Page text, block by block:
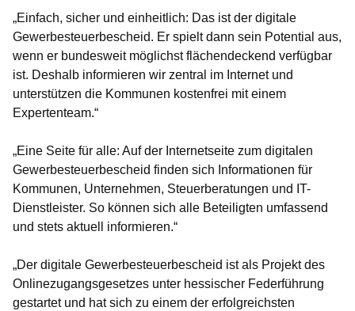
„Einfach, sicher und einheitlich: Das ist der digitale
Gewerbesteuerbescheid. Er spielt dann sein Potential aus,
wenn er bundesweit möglichst flächendeckend verfügbar
ist. Deshalb informieren wir zentral im Internet und
unterstützen die Kommunen kostenfrei mit einem
Expertenteam.“
„Eine Seite für alle: Auf der Internetseite zum digitalen
Gewerbesteuerbescheid finden sich Informationen für
Kommunen, Unternehmen, Steuerberatungen und IT-
Dienstleister. So können sich alle Beteiligten umfassend
und stets aktuell informieren.“
„Der digitale Gewerbesteuerbescheid ist als Projekt des
Onlinezugangsgesetzes unter hessischer Federführung
gestartet und hat sich zu einem der erfolgreichsten